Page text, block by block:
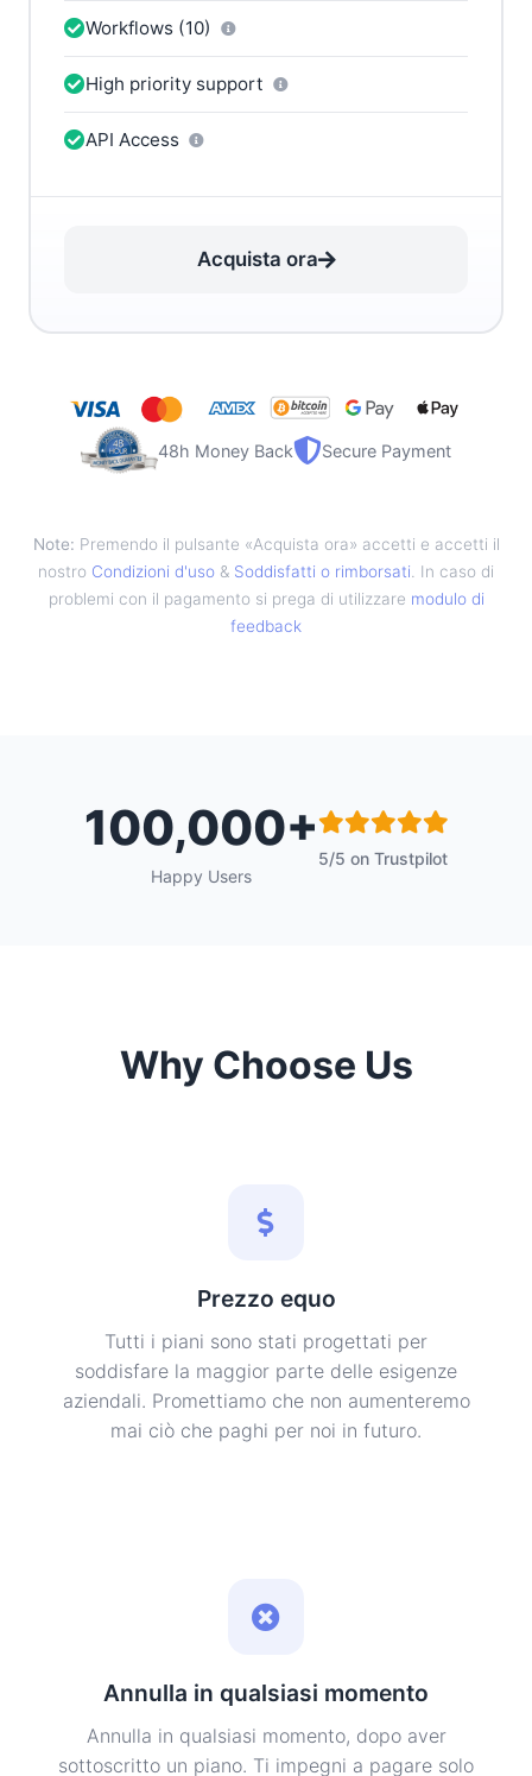
Workflows (10)
High priority support
API Access
Acquista ora
48h Money Back Secure Payment
Note: Premendo il pulsante «Acquista ora» accetti e accetti il
nostro Condizioni d'uso & Soddisfatti o rimborsati . In caso di
problemi con il pagamento si prega di utilizzare modulo di
feedback
100,000+
Happy Users
5/5 on Trustpilot
Why Choose Us
Prezzo equo
Tutti i piani sono stati progettati per
soddisfare la maggior parte delle esigenze
aziendali. Promettiamo che non aumenteremo
mai ciò che paghi per noi in futuro.
Annulla in qualsiasi momento
Annulla in qualsiasi momento, dopo aver
sottoscritto un piano. Ti impegni a pagare solo